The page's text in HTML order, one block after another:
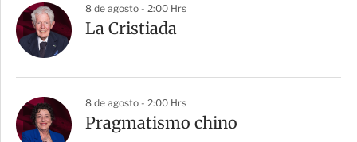
8 de agosto - 2:00 Hrs
La Cristiada
8 de agosto - 2:00 Hrs
Pragmatismo chino